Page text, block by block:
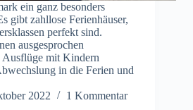
ein ganz besonders
gibt zahllose Ferienhäuser,
perfekt sind.
ausgesprochen
mit Kindern
in die Ferien und
2022 1 Kommentar